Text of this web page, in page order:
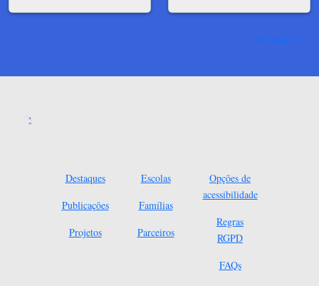
Ver mais
Destaques
Publicações
Projetos
Escolas
Famílias
Parceiros
Opções de
acessibilidade
Regras
RGPD
FAQs